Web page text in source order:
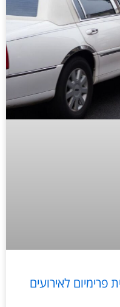
פרימיום לאירועים